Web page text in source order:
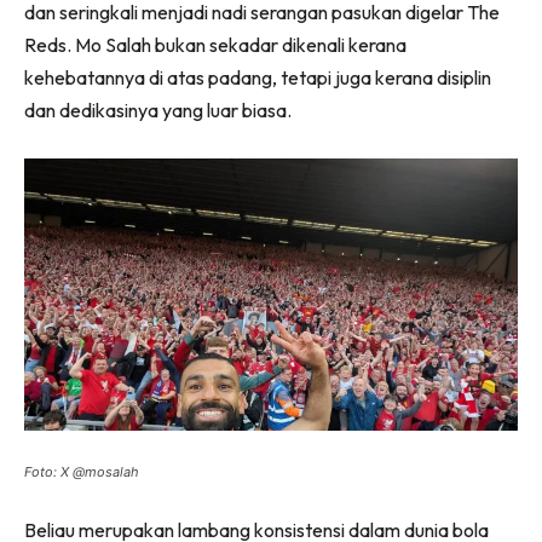
dan seringkali menjadi nadi serangan pasukan digelar The
Reds. Mo Salah bukan sekadar dikenali kerana
kehebatannya di atas padang, tetapi juga kerana disiplin
dan dedikasinya yang luar biasa.
Foto: X @mosalah
Beliau merupakan lambang konsistensi dalam dunia bola